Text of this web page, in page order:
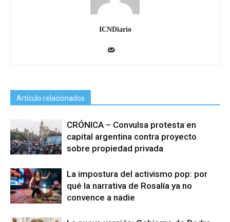
ICNDiario
Artículo relacionados
CRÓNICA – Convulsa protesta en
capital argentina contra proyecto
sobre propiedad privada
La impostura del activismo pop: por
qué la narrativa de Rosalía ya no
convence a nadie